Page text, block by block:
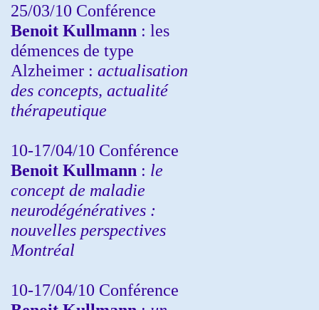
25/03/10 Conférence
Benoit Kullmann : les
démences de type
Alzheimer : actualisation
des concepts, actualité
thérapeutique
10-17/04/10 Conférence
Benoit Kullmann : le
concept de maladie
neurodégénératives :
nouvelles perspectives
Montréal
10-17/04/10 Conférence